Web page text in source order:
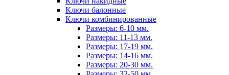
Ключи балонные
Ключи комбинированные
Размеры: 6-10 мм.
Размеры: 11-13 мм.
Размеры: 17-19 мм.
Размеры: 14-16 мм.
Размеры: 20-30 мм.